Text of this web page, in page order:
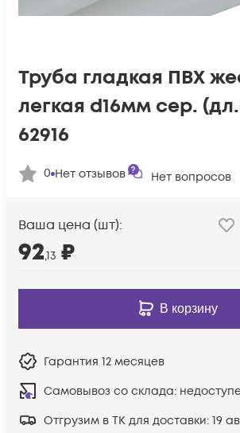
Труба гладкая ПВХ
легкая d16мм сер.
62916
0 Нет отзывов Нет вопросов
Ваша цена (шт):
92,13 ₽
В корзину
Гарантия 12 месяцев
Самовывоз со склада:
Отгрузим в ТК для доставки: 19